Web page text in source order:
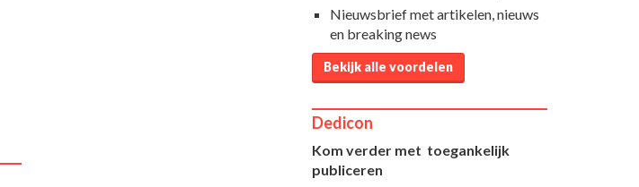
Nieuwsbrief met artikelen, nieuws
en breaking news
Bekijk alle voordelen
Dedicon
Kom verder met toegankelijk
publiceren